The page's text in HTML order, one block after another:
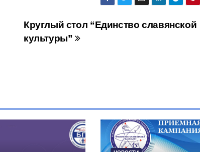
Круглый стол “Единство славянской
культуры”